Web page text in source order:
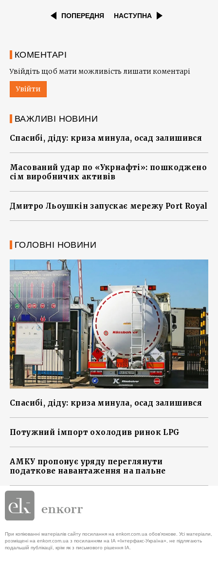
ПОПЕРЕДНЯ НАСТУПНА
КОМЕНТАРІ
Увійдіть щоб мати можливість лишати коментарі
Увійти
ВАЖЛИВІ НОВИНИ
Спасибі, діду: криза минула, осад залишився
Масований удар по «Укрнафті»: пошкоджено
сім виробничих активів
Дмитро Льоушкін запускає мережу Port Royal
ГОЛОВНІ НОВИНИ
Спасибі, діду: криза минула, осад залишився
Потужний імпорт охолодив ринок LPG
АМКУ пропонує уряду переглянути
податкове навантаження на пальне
При копіюванні матеріалів сайту посилання на enkorr.com.ua обов'язкове. Усі матеріали,
розміщені на enkorr.com.ua з посиланням на ІА «Інтерфакс-Україна», не підлягають
подальшій публікації, крім як з письмового рішення ІА.